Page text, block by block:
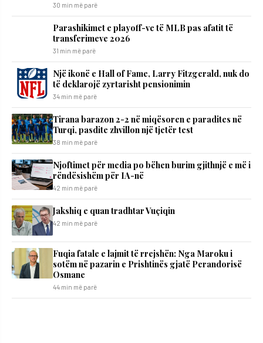
30 min më parë
Parashikimet e playoff-ve të MLB pas afatit të
transferimeve 2026
31 min më parë
Një ikonë e Hall of Fame, Larry Fitzgerald, nuk do
të deklarojë zyrtarisht pensionimin
34 min më parë
Tirana barazon 2-2 në miqësoren e paradites në
Turqi, pasdite zhvillon një tjetër test
38 min më parë
Njoftimet për media po bëhen burim gjithnjë e më i
rëndësishëm për IA-në
42 min më parë
Jakshiq e quan tradhtar Vuçiqin
42 min më parë
Fuqia fatale e lajmit të rrejshën: Nga Maroku i
sotëm në pazarin e Prishtinës gjatë Perandorisë
Osmane
44 min më parë